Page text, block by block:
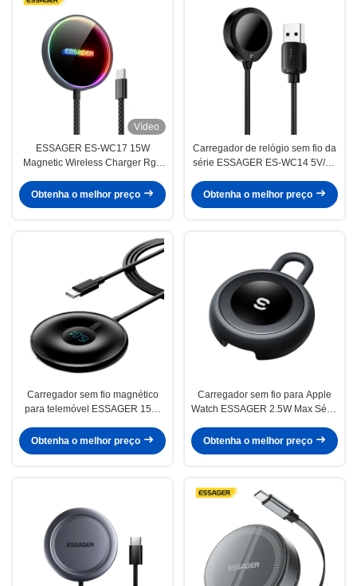
Vídeo
ESSAGER ES-WC17 15W
Magnetic Wireless Charger Rgb
Obtenha o melhor preço
Carregador de relógio sem fio da
série ESSAGER ES-WC14 5V/2A
Obtenha o melhor preço
Carregador sem fio magnético
para telemóvel ESSAGER 15W
Obtenha o melhor preço
Carregador sem fio para Apple
Watch ESSAGER 2.5W Max Série
Obtenha o melhor preço